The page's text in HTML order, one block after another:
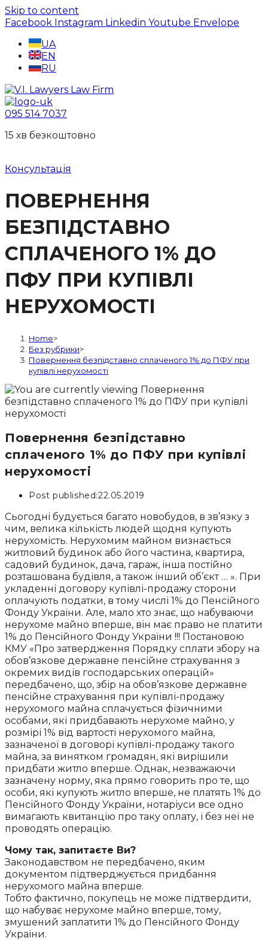
Skip to content
Facebook Instagram Linkedin Youtube Envelope
UA
EN
RU
095 514 7037
15 хв безкоштовно
Консультація
ПОВЕРНЕННЯ
БЕЗПІДСТАВНО
СПЛАЧЕНОГО 1% ДО
ПФУ ПРИ КУПІВЛІ
НЕРУХОМОСТІ
Home>
Без рубрики>
Повернення безпідставно сплаченого 1% до ПФУ при
купівлі нерухомості
Повернення безпідставно
сплаченого 1% до ПФУ при купівлі
нерухомості
Post published:22.05.2019
Сьогодні будується багато новобудов, в зв’язку з
чим, велика кількість людей щодня купують
нерухомість. Нерухомим майном визнається
житловий будинок або його частина, квартира,
садовий будинок, дача, гараж, інша постійно
розташована будівля, а також інший об’єкт … ». При
укладенні договору купівлі-продажу сторони
оплачують податки, в тому числі 1% до Пенсійного
Фонду України. Але, мало хто знає, що набуваючи
нерухоме майно вперше, він має право не платити
1% до Пенсійного Фонду України !!! Постановою
КМУ «Про затвердження Порядку сплати збору на
обов’язкове державне пенсійне страхування з
окремих видів господарських операцій»
передбачено, що, збір на обов’язкове державне
пенсійне страхування при купівлі-продажу
нерухомого майна сплачується фізичними
особами, які придбавають нерухоме майно, у
розмірі 1% від вартості нерухомого майна,
зазначеної в договорі купівлі-продажу такого
майна, за винятком громадян, які вирішили
придбати житло вперше. Однак, незважаючи
зазначену норму, яка прямо говорить про те, що
особи, які купують житло вперше, не платять 1% до
Пенсійного Фонду України, нотаріуси все одно
вимагають квитанцію про таку оплату, і без неї не
проводять операцію.
Чому так, запитаєте Ви?
Законодавством не передбачено, яким
документом підтверджується придбання
нерухомого майна вперше.
Тобто фактично, покупець не може підтвердити,
що набуває нерухоме майно вперше, тому,
змушений заплатити 1% до Пенсійного Фонду
України.